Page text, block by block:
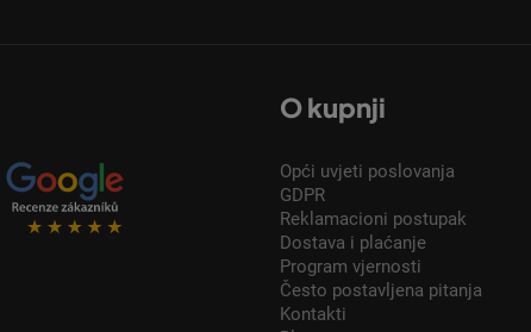
O kupnji
Opći uvjeti poslovanja
GDPR
Reklamacioni postupak
Dostava i plaćanje
Program vjernosti
Često postavljena pitanja
Kontakti